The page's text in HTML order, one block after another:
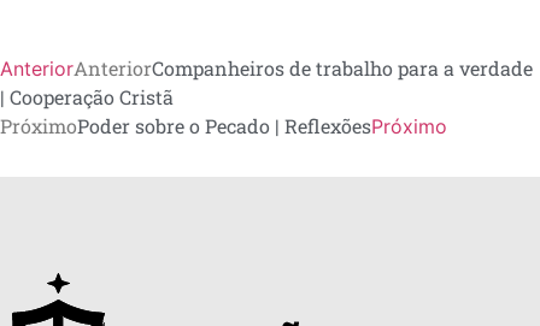
AnteriorAnteriorCompanheiros de trabalho para a verdade
| Cooperação Cristã
PróximoPoder sobre o Pecado | ReflexõesPróximo